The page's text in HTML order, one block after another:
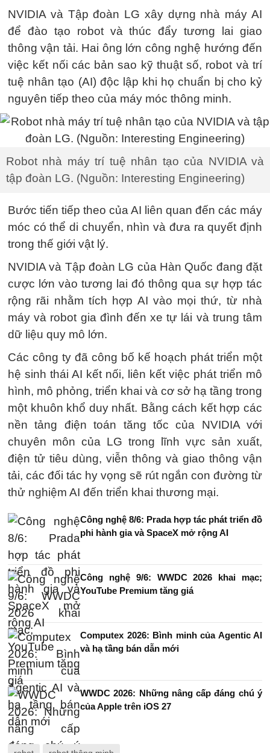
NVIDIA và Tập đoàn LG xây dựng nhà máy AI
để đào tạo robot và thúc đẩy tương lai giao
thông vận tải. Hai ông lớn công nghệ hướng đến
việc kết nối các bản sao kỹ thuật số, robot và trí
tuệ nhân tạo (AI) độc lập khi họ chuẩn bị cho kỷ
nguyên tiếp theo của máy móc thông minh.
Robot nhà máy trí tuệ nhân tạo của NVIDIA và
tập đoàn LG. (Nguồn: Interesting Engineering)
Bước tiến tiếp theo của AI liên quan đến các máy
móc có thể di chuyển, nhìn và đưa ra quyết định
trong thế giới vật lý.
NVIDIA và Tập đoàn LG của Hàn Quốc đang đặt
cược lớn vào tương lai đó thông qua sự hợp tác
rộng rãi nhằm tích hợp AI vào mọi thứ, từ nhà
máy và robot gia đình đến xe tự lái và trung tâm
dữ liệu quy mô lớn.
Các công ty đã công bố kế hoạch phát triển một
hệ sinh thái AI kết nối, liên kết việc phát triển mô
hình, mô phỏng, triển khai và cơ sở hạ tầng trong
một khuôn khổ duy nhất. Bằng cách kết hợp các
nền tảng điện toán tăng tốc của NVIDIA với
chuyên môn của LG trong lĩnh vực sản xuất,
điện tử tiêu dùng, viễn thông và giao thông vận
tải, các đối tác hy vọng sẽ rút ngắn con đường từ
thử nghiệm AI đến triển khai thương mại.
Công nghệ 8/6: Prada hợp tác phát triển đồ
phi hành gia và SpaceX mở rộng AI
Công nghệ 9/6: WWDC 2026 khai mạc;
YouTube Premium tăng giá
Computex 2026: Bình minh của Agentic AI
và hạ tầng bán dẫn mới
WWDC 2026: Những nâng cấp đáng chú ý
của Apple trên iOS 27